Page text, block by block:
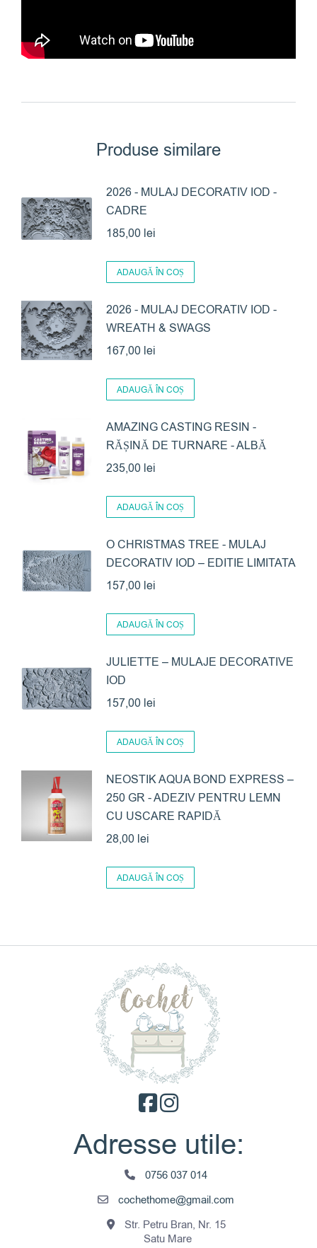
Produse similare
2026 - MULAJ DECORATIV IOD -
CADRE
185,00 lei
ADAUGĂ ÎN COȘ
2026 - MULAJ DECORATIV IOD -
WREATH & SWAGS
167,00 lei
ADAUGĂ ÎN COȘ
AMAZING CASTING RESIN -
RĂȘINĂ DE TURNARE - ALBĂ
235,00 lei
ADAUGĂ ÎN COȘ
O CHRISTMAS TREE - MULAJ
DECORATIV IOD – EDITIE LIMITATA
157,00 lei
ADAUGĂ ÎN COȘ
JULIETTE – MULAJE DECORATIVE
IOD
157,00 lei
ADAUGĂ ÎN COȘ
NEOSTIK AQUA BOND EXPRESS –
250 GR - ADEZIV PENTRU LEMN
CU USCARE RAPIDĂ
28,00 lei
ADAUGĂ ÎN COȘ
Adresse utile:
0756 037 014
cochethome@gmail.com
Str. Petru Bran, Nr. 15
Satu Mare